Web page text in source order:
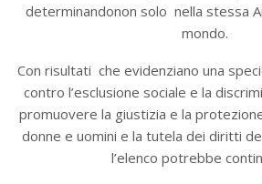
determinandonon solo nella stessa
mondo.
Con risultati che evidenziano una
contro l’esclusione sociale e la
promuovere la giustizia e la
donne e uomini e la tutela dei diritti
l’elenco potrebbe